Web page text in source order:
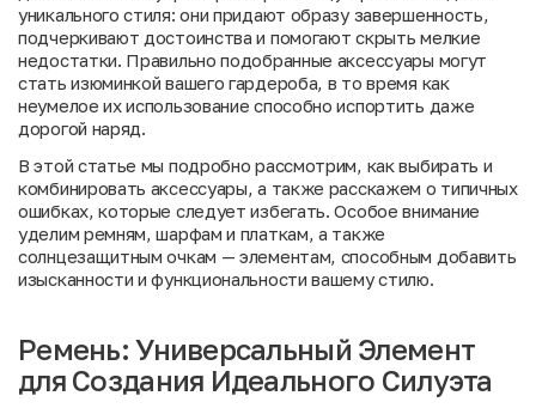
уникального стиля: они придают образу завершенность,
подчеркивают достоинства и помогают скрыть мелкие
недостатки. Правильно подобранные аксессуары могут
стать изюминкой вашего гардероба, в то время как
неумелое их использование способно испортить даже
дорогой наряд.
В этой статье мы подробно рассмотрим, как выбирать и
комбинировать аксессуары, а также расскажем о типичных
ошибках, которые следует избегать. Особое внимание
уделим ремням, шарфам и платкам, а также
солнцезащитным очкам — элементам, способным добавить
изысканности и функциональности вашему стилю.
Ремень: Универсальный Элемент
для Создания Идеального Силуэта